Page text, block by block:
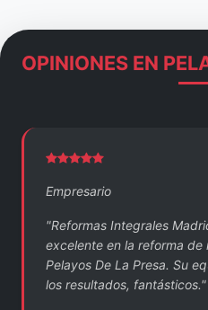
OPINIONES EN
Empresario
"Reformas Integrales
excelente en la reforma de
Pelayos De La Presa. Su
los resultados, fantásticos."